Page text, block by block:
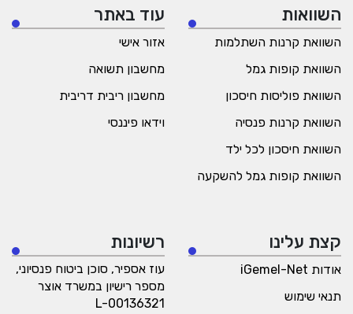
השוואות
השוואת קרנות השתלמות
השוואת קופות גמל
השוואת פוליסות חיסכון
השוואת קרנות פנסיה
השוואת חיסכון לכל ילד
השוואת קופות גמל להשקעה
עוד באתר
אזור אישי
מחשבון תשואה
מחשבון ריבית דריבית
וידאו פיננסי
קצת עלינו
אודות iGemel-Net
תנאי שימוש
רשיונות
עוז אספיר, סוכן ביטוח פנסיוני,
מספר רישיון במשרד אוצר
L-00136321